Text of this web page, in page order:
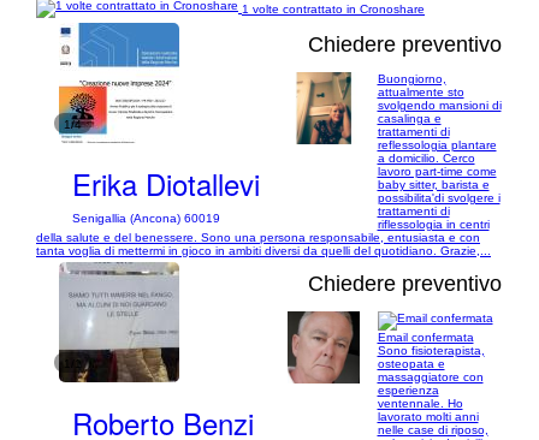
1 volte contrattato in Cronoshare
1/4
Chiedere preventivo
Erika Diotallevi
Senigallia (Ancona) 60019
Buongiorno,
attualmente sto
svolgendo mansioni di
casalinga e
trattamenti di
reflessologia plantare
a domicilio. Cerco
lavoro part-time come
baby sitter, barista e
possibilita'di svolgere i
trattamenti di
riflessologia in centri
della salute e del benessere. Sono una persona responsabile, entusiasta e con
tanta voglia di mettermi in gioco in ambiti diversi da quelli del quotidiano. Grazie,...
1/1
Chiedere preventivo
Roberto Benzi
Email confermata
Sono fisioterapista,
osteopata e
massaggiatore con
esperienza
ventennale. Ho
lavorato molti anni
nelle case di riposo,